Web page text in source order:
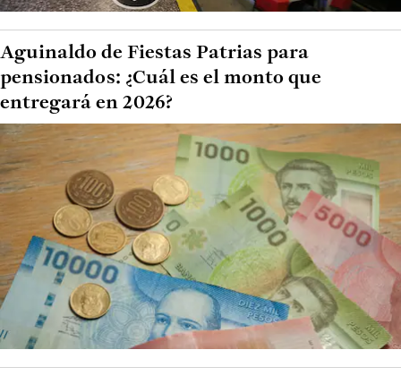
Aguinaldo de Fiestas Patrias para
pensionados: ¿Cuál es el monto que
entregará en 2026?